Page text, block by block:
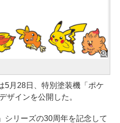
月28日、特別塗装機「ポケ
ザインを公開した。
リーズの30周年を記念して